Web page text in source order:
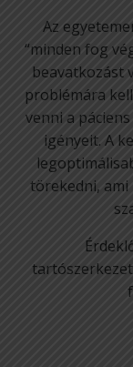
Az
“minden fog
beavatkozást
problémára
venni a
igényeit. A
törekedni, ami